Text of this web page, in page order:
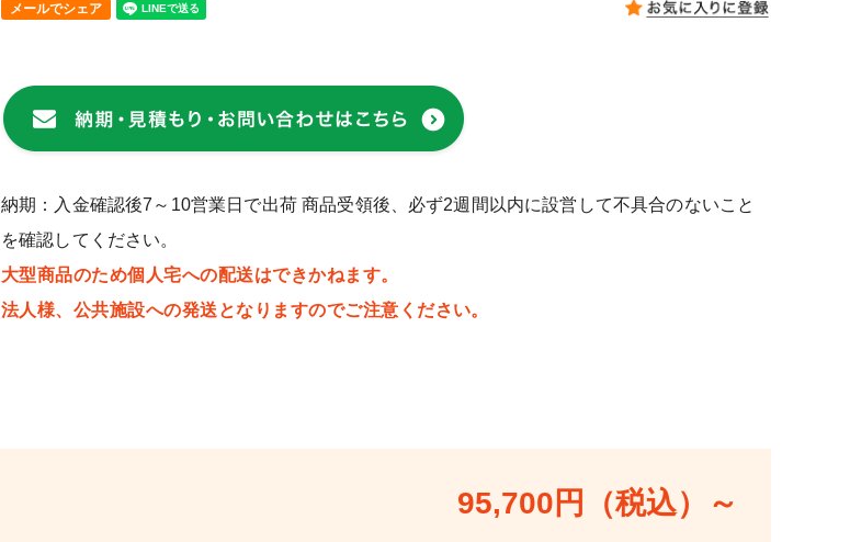
メールでシェア
納期：入金確認後7～10営業日で出荷 商品受領後、必ず2週間以内に設営して不具合のないこと
を確認してください。
大型商品のため個人宅への配送はできかねます。
法人様、公共施設への発送となりますのでご注意ください。
95,700円（税込）～